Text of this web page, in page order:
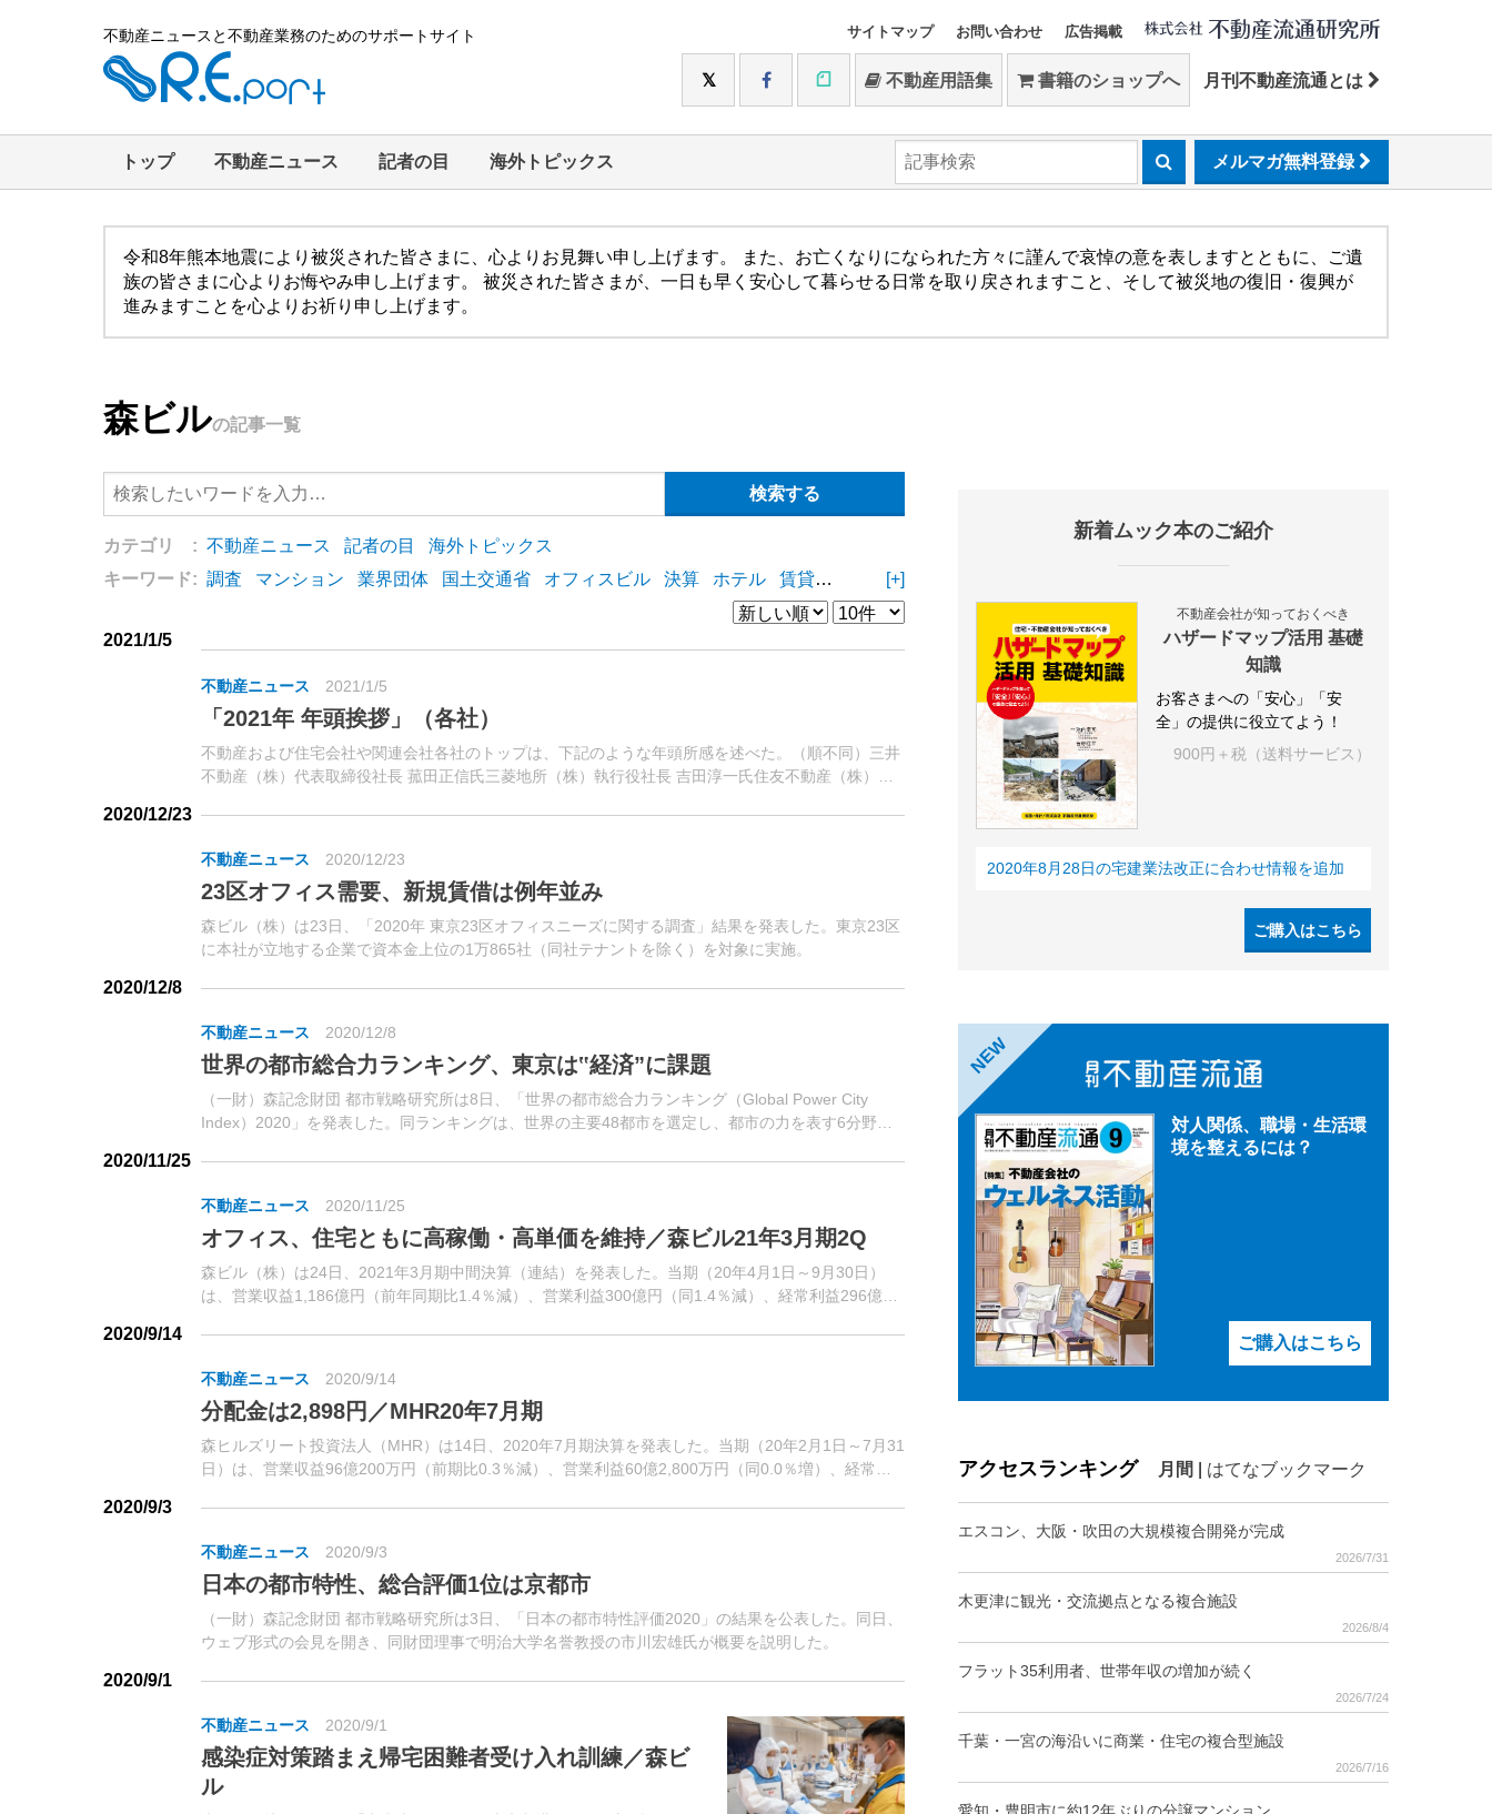
不動産ニュースと不動産業務のためのサポートサイト サイトマップ お問い合わせ 広告掲載
不動産用語集 書籍のショップへ 月刊不動産流通とは
トップ 不動産ニュース 記者の目 海外トピックス メルマガ無料登録
令和8年熊本地震により被災された皆さまに、心よりお見舞い申し上げます。 また、お亡くなりになられた方々に謹んで哀悼の意を表しますとともに、ご遺
族の皆さまに心よりお悔やみ申し上げます。 被災された皆さまが、一日も早く安心して暮らせる日常を取り戻されますこと、そして被災地の復旧・復興が
進みますことを心よりお祈り申し上げます。
森ビルの記事一覧
カテゴリ : 不動産ニュース 記者の目
海外トピックス
キーワード: 調査 マンション 業界団体 国土交通省 オフィスビル 決算 ホテル 賃貸住宅 物流施設
[+]
2021/1/5
不動産ニュース 2021/1/5
「2021年 年頭挨拶」（各社）
不動産および住宅会社や関連会社各社のトップは、下記のような年頭所感を述べた。（順不同）三井
不動産（株）代表取締役社長 菰田正信氏三菱地所（株）執行役社長 吉田淳一氏住友不動産（株）代
2020/12/23
不動産ニュース 2020/12/23
23区オフィス需要、新規賃借は例年並み
森ビル（株）は23日、「2020年 東京23区オフィスニーズに関する調査」結果を発表した。東京23区
に本社が立地する企業で資本金上位の1万865社（同社テナントを除く）を対象に実施。
2020/12/8
不動産ニュース 2020/12/8
世界の都市総合力ランキング、東京は‟経済”に課題
（一財）森記念財団 都市戦略研究所は8日、「世界の都市総合力ランキング（Global Power City
Index）2020」を発表した。同ランキングは、世界の主要48都市を選定し、都市の力を表す6分野
2020/11/25
不動産ニュース 2020/11/25
オフィス、住宅ともに高稼働・高単価を維持／森ビル21年3月期2Q
森ビル（株）は24日、2021年3月期中間決算（連結）を発表した。当期（20年4月1日～9月30日）
は、営業収益1,186億円（前年同期比1.4％減）、営業利益300億円（同1.4％減）、経常利益296億円
2020/9/14
不動産ニュース 2020/9/14
分配金は2,898円／MHR20年7月期
森ヒルズリート投資法人（MHR）は14日、2020年7月期決算を発表した。当期（20年2月1日～7月31
日）は、営業収益96億200万円（前期比0.3％減）、営業利益60億2,800万円（同0.0％増）、経常利
2020/9/3
不動産ニュース 2020/9/3
日本の都市特性、総合評価1位は京都市
（一財）森記念財団 都市戦略研究所は3日、「日本の都市特性評価2020」の結果を公表した。同日、
ウェブ形式の会見を開き、同財団理事で明治大学名誉教授の市川宏雄氏が概要を説明した。
2020/9/1
不動産ニュース 2020/9/1
感染症対策踏まえ帰宅困難者受け入れ訓練／森ビ
ル
新着ムック本のご紹介
不動産会社が知っておくべき
ハザードマップ活用 基礎
知識
お客さまへの「安心」「安
全」の提供に役立てよう！
900円＋税（送料サービス）
2020年8月28日の宅建業法改正に合わせ情報を追加
ご購入はこちら
NEW
対人関係、職場・生活環
境を整えるには？
ご購入はこちら
アクセスランキング 月間 はてなブックマーク
エスコン、大阪・吹田の大規模複合開発が完成
2026/7/31
木更津に観光・交流拠点となる複合施設
2026/8/4
フラット35利用者、世帯年収の増加が続く
2026/7/24
千葉・一宮の海沿いに商業・住宅の複合型施設
2026/7/16